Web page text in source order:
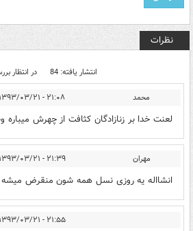
نظرات
انتشار یافته: 84 در انتظار
محمد ۲۱:۰۸ - ۱۳۹۳/۰۳/۲۱
لعنت خدا بر زنازادگان کثافت از چهرش
مهران ۲۱:۳۹ - ۱۳۹۳/۰۳/۲۱
انشااله یه روزی نسل همه شون منقرض میشه
۲۱:۵۵ - ۱۳۹۳/۰۳/۲۱